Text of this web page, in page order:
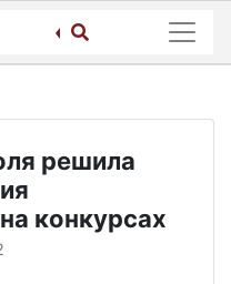
решила
конкурсах